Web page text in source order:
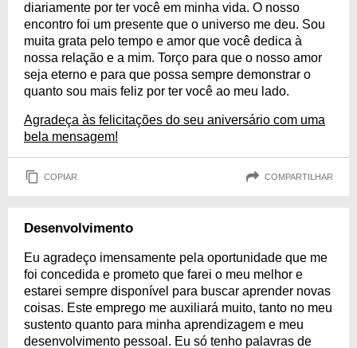
diariamente por ter você em minha vida. O nosso
encontro foi um presente que o universo me deu. Sou
muita grata pelo tempo e amor que você dedica à
nossa relação e a mim. Torço para que o nosso amor
seja eterno e para que possa sempre demonstrar o
quanto sou mais feliz por ter você ao meu lado.
Agradeça às felicitações do seu aniversário com uma
bela mensagem!
COPIAR COMPARTILHAR
Desenvolvimento
Eu agradeço imensamente pela oportunidade que me
foi concedida e prometo que farei o meu melhor e
estarei sempre disponível para buscar aprender novas
coisas. Este emprego me auxiliará muito, tanto no meu
sustento quanto para minha aprendizagem e meu
desenvolvimento pessoal. Eu só tenho palavras de